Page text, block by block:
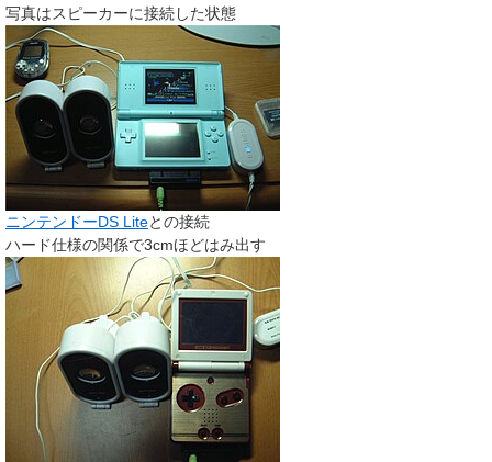
写真はスピーカーに接続した状態
ニンテンドーDS Liteとの接続
ハード仕様の関係で3cmほどはみ出す